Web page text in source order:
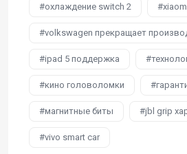
охлаждение switch 2
volkswagen прекращает
ipad 5 поддержка
кино головоломки
магнитные биты jbl grip
vivo smart car